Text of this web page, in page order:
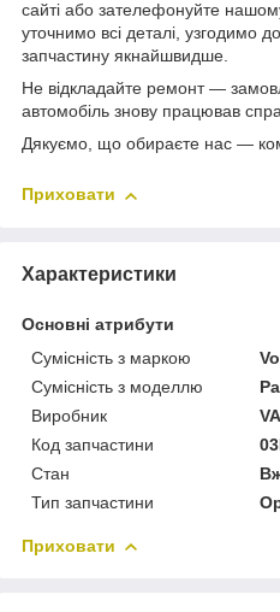
сайті або зателефонуйте
уточнимо всі деталі, узгодимо
запчастину якнайшвидше.
Не відкладайте ремонт —
автомобіль знову працював
Дякуємо, що обираєте нас —
Приховати
Характеристики
Основні атрибути
Сумісність з маркою
Сумісність з моделлю
Виробник
Код запчастини
Стан
Тип запчастини
Приховати